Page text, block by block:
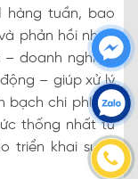
hàng tuần, bao
phản hồi nhân
doanh nghiệp,
– giúp xử lý
bạch chi phí với
thống nhất từ
triển khai suôn